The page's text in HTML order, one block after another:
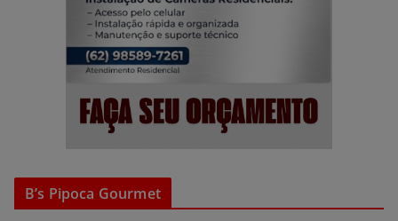
B’s Pipoca Gourmet